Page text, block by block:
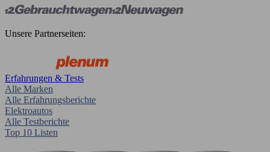
Unsere Partnerseiten:
Erfahrungen & Tests
Alle Marken
Alle Erfahrungsberichte
Elektroautos
Alle Testberichte
Top 10 Listen